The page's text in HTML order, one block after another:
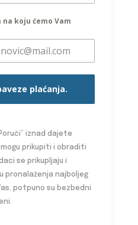
koju ćemo Vam
plaćanja.
iznad dajete
prikupiti i obraditi
se prikupljaju i
pronalaženja najboljeg
potpuno su bezbedni